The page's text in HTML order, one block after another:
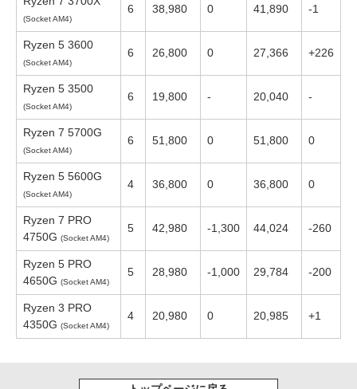
(Socket AM4)
6 38,980 0 41,890 -1
Ryzen 5 3600
(Socket AM4)
6 26,800 0 27,366 +226
Ryzen 5 3500
(Socket AM4)
6 19,800 - 20,040 -
Ryzen 7 5700G
(Socket AM4)
6 51,800 0 51,800 0
Ryzen 5 5600G
(Socket AM4)
4 36,800 0 36,800 0
Ryzen 7 PRO
4750G (Socket AM4)
5 42,980 -1,300 44,024 -260
Ryzen 5 PRO
4650G (Socket AM4)
5 28,980 -1,000 29,784 -200
Ryzen 3 PRO
4350G (Socket AM4)
4 20,980 0 20,985 +1